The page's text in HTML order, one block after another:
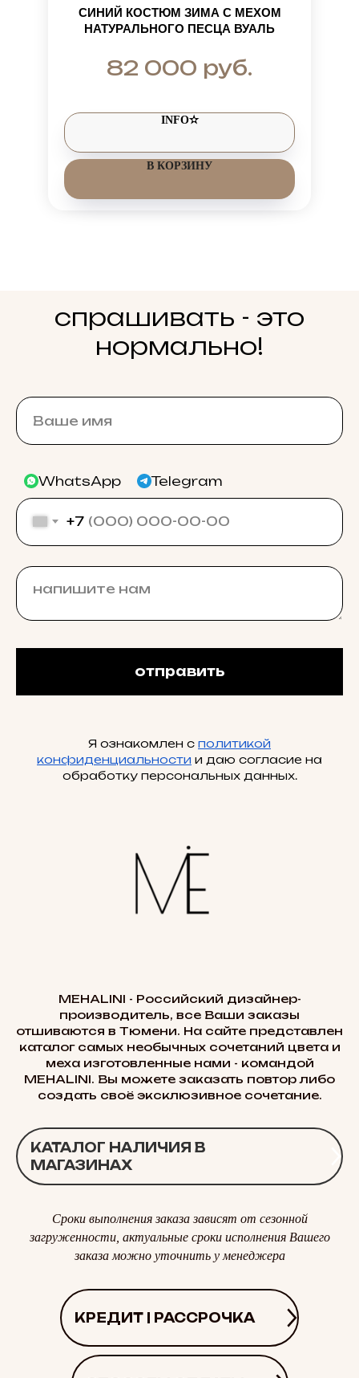
СИНИЙ КОСТЮМ ЗИМА С МЕХОМ
НАТУРАЛЬНОГО ПЕСЦА ВУАЛЬ
82 000 руб.
INFO✫
В КОРЗИНУ
спрашивать - это
нормально!
WhatsApp Telegram
+7
отправить
Я ознакомлен с политикой
конфиденциальности и даю согласие на
обработку персональных данных.
MEHALINI - Российский дизайнер-
производитель, все Ваши заказы
отшиваются в Тюмени. На сайте представлен
каталог самых необычных сочетаний цвета и
меха изготовленные нами - командой
MEHALINI. Вы можете заказать повтор либо
создать своё эксклюзивное сочетание.
КАТАЛОГ НАЛИЧИЯ В
МАГАЗИНАХ
Сроки выполнения заказа зависят от сезонной
загруженности, актуальные сроки исполнения Вашего
заказа можно уточнить у менеджера
КРЕДИТ | РАССРОЧКА